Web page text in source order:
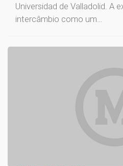
Universidad de Valladolid. A
intercâmbio como um…